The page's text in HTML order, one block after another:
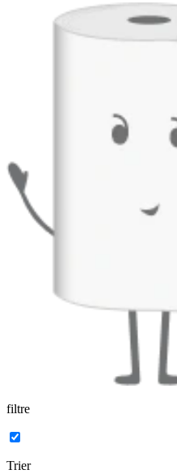
filtre
Trier